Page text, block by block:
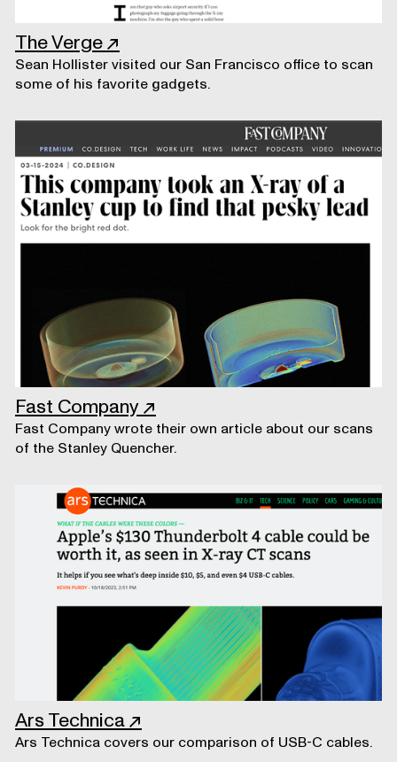
The Verge↗
Sean Hollister visited our San Francisco office to scan
some of his favorite gadgets.
Fast Company↗
Fast Company wrote their own article about our scans
of the Stanley Quencher.
Ars Technica↗
Ars Technica covers our comparison of USB-C cables.